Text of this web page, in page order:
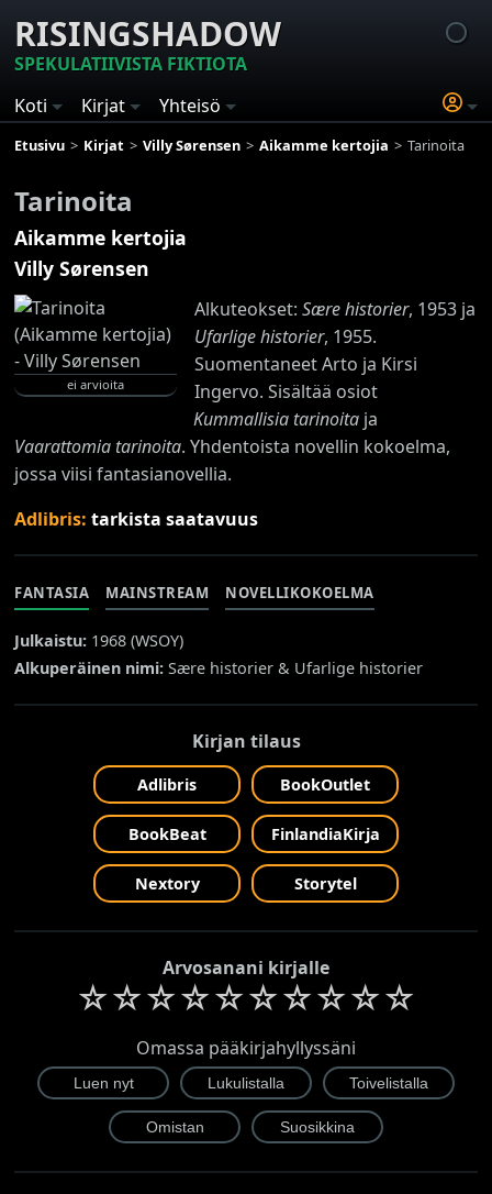
RISINGSHADOW
SPEKULATIIVISTA FIKTIOTA
Koti
Kirjat Yhteisö
Etusivu Kirjat Villy Sørensen Aikamme kertojia Tarinoita
Tarinoita
Aikamme kertojia
Villy Sørensen
ei arvioita
Alkuteokset: Sære historier, 1953 ja
Ufarlige historier, 1955.
Suomentaneet Arto ja Kirsi
Ingervo. Sisältää osiot
Kummallisia tarinoitaja
Vaarattomia tarinoita. Yhdentoista novellin kokoelma,
jossa viisi fantasianovellia.
Adlibris:tarkista saatavuus
FANTASIA MAINSTREAM NOVELLIKOKOELMA
Julkaistu: 1968 (WSOY)
Alkuperäinen nimi: Sære historier & Ufarlige historier
Kirjan tilaus
Adlibris BookOutlet
BookBeat FinlandiaKirja
Nextory Storytel
Arvosanani kirjalle
☆☆☆☆☆☆☆☆☆☆
Omassa pääkirjahyllyssäni